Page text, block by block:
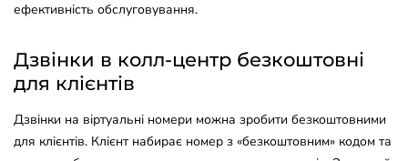
ефективність обслуговування.
Дзвінки в колл-центр безкоштовні
для клієнтів
Дзвінки на віртуальні номери можна зробити безкоштовними
для клієнтів. Клієнт набирає номер з «безкоштовним» кодом та